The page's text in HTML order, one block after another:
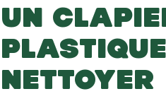
UN
NETTOYER